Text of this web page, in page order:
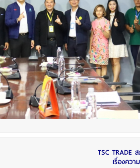
TSC TRADE
เรื่องควา